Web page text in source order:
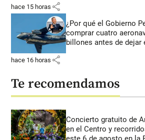
hace 15 horas share
¿Por qué el Gobierno
comprar cuatro
billones antes de dejar
hace 16 horas share
Te recomendamos
Concierto gratuito de
en el Centro y